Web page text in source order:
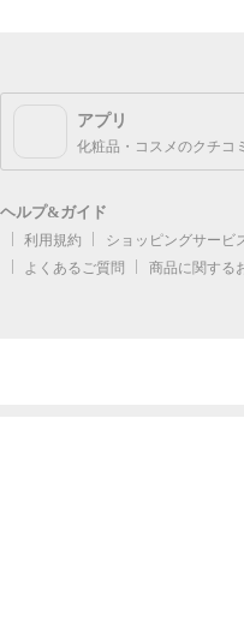
アプリ
化粧品・コスメのクチコ
ヘルプ&ガイド
利用規約 ショッピングサービ
よくあるご質問
商品に関する